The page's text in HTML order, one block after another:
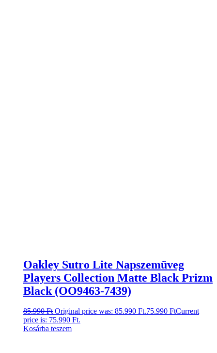
Oakley Sutro Lite Napszemüveg
Players Collection Matte Black Prizm
Black (OO9463-7439)
85.990Ft Original price was: 85.990 Ft.75.990 FtCurrent
price is: 75.990 Ft.
Kosárba teszem